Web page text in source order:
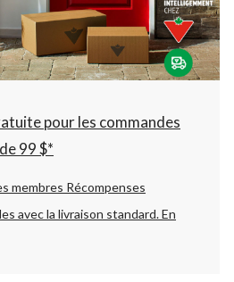
Ouvert,
Fermeture
à
22:00
changer
pour les commandes
99 $*
membres Récompenses
avec la livraison standard.En